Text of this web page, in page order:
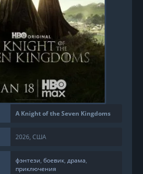
A Knight of the Seven Kingdoms
2026, США
фэнтези,боевик,драма,
приключения